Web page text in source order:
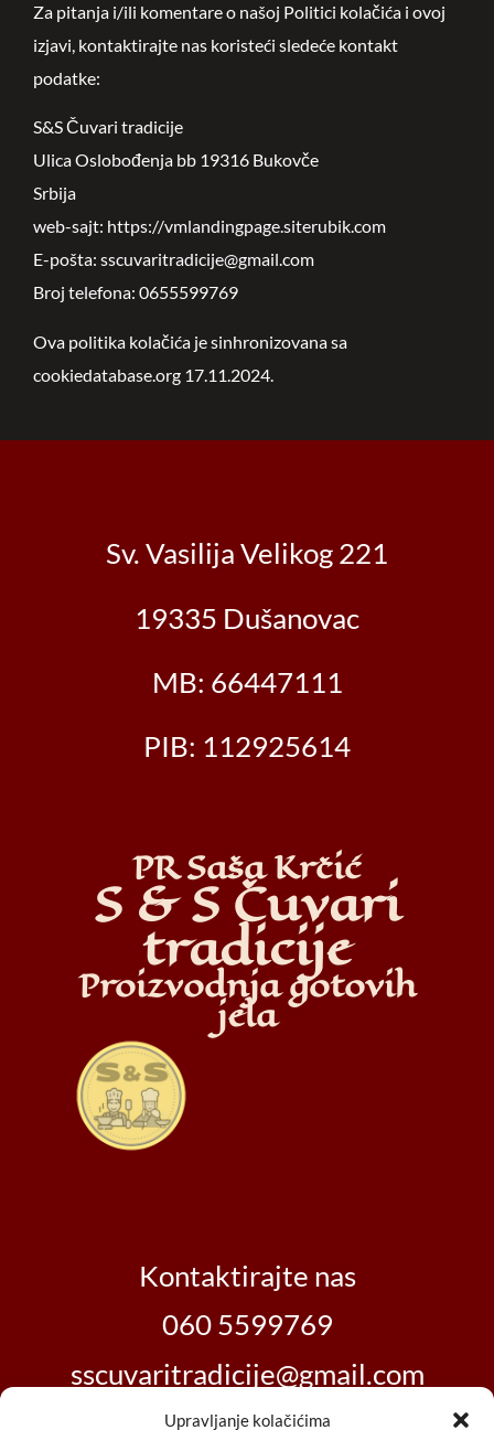
Upravljanje kolačićima
Za pitanja i/ili komentare o našoj Politici kolačića i ovoj
izjavi, kontaktirajte nas koristeći sledeće kontakt
podatke:
S&S Čuvari tradicije
Ulica Oslobođenja bb 19316 Bukovče
Srbija
web-sajt: https://vmlandingpage.siterubik.com
E-pošta: sscuvaritradicije@gmail.com
Broj telefona: 0655599769
Ova politika kolačića je sinhronizovana sa
cookiedatabase.org 17.11.2024.
Sv. Vasilija Velikog 221
19335 Dušanovac
MB: 66447111
PIB: 112925614
PR Saša Krčić
S & S Čuvari
tradicije
Proizvodnja gotovih
jela
Kontaktirajte nas
060 5599769
sscuvaritradicije@gmail.com